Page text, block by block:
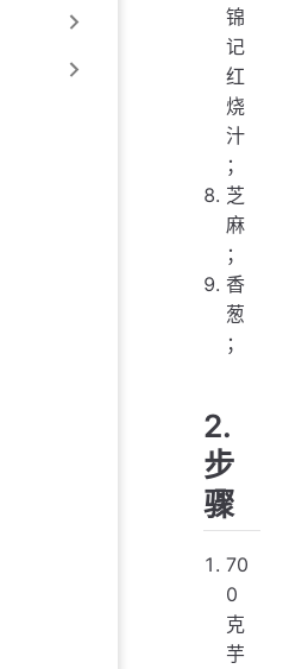
锦
记
红
烧
汁
；
芝
麻
；
香
葱
；
2.
步
骤
70
0
克
芋